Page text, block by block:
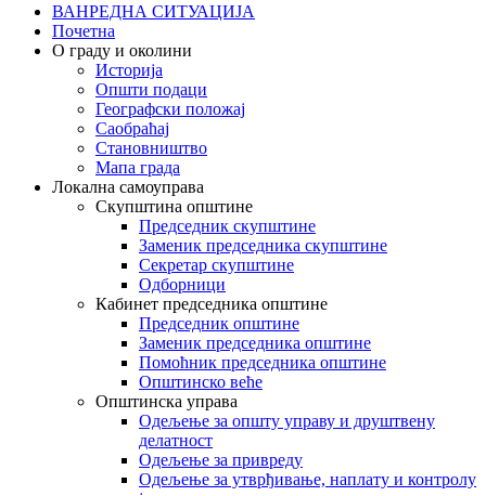
ВАНРЕДНА СИТУАЦИЈА
Почетна
О граду и околини
Историја
Општи подаци
Географски положај
Саобраћај
Становништво
Мапа града
Локална самоуправа
Скупштина општине
Председник скупштине
Заменик председника скупштине
Секретар скупштине
Одборници
Кабинет председника општине
Председник општине
Заменик председника општине
Помоћник председника општине
Општинско веће
Општинска управа
Одељење за општу управу и друштвену
делатност
Одељење за привреду
Одељење за утврђивање, наплату и контролу